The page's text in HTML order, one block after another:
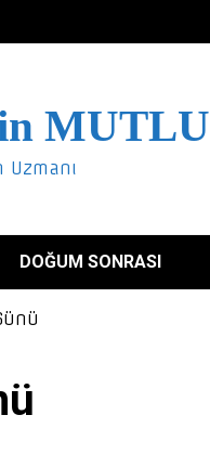
MUTLU
Uzmanı
DOĞUM SONRASI